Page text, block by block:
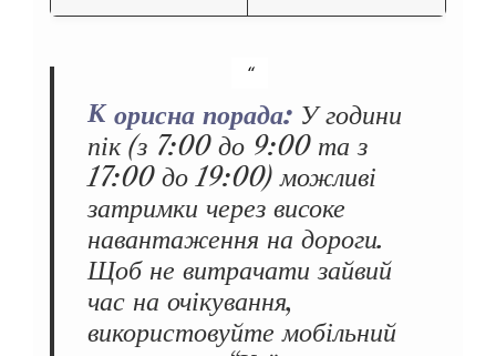
Корисна порада: У години
пік (з 7:00 до 9:00 та з
17:00 до 19:00) можливі
затримки через високе
навантаження на дороги.
Щоб не витрачати зайвий
час на очікування,
використовуйте мобільний